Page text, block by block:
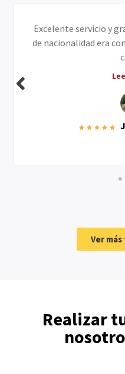
Excelente servicio y
de nacionalidad era
Ver
Realizar